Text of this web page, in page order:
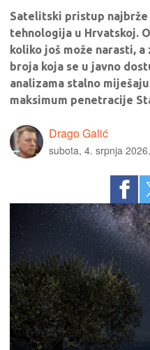
Satelitski pristup
tehnologija u Hrvatskoj.
koliko još može narasti,
broja koja se u javno
analizama stalno
maksimum penetracije
Drago Galić
subota, 4. srpnja